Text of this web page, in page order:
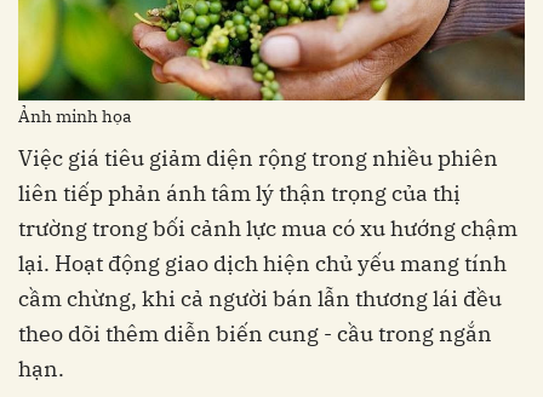
Ảnh minh họa
Việc giá tiêu giảm diện rộng trong nhiều phiên
liên tiếp phản ánh tâm lý thận trọng của thị
trường trong bối cảnh lực mua có xu hướng chậm
lại. Hoạt động giao dịch hiện chủ yếu mang tính
cầm chừng, khi cả người bán lẫn thương lái đều
theo dõi thêm diễn biến cung - cầu trong ngắn
hạn.